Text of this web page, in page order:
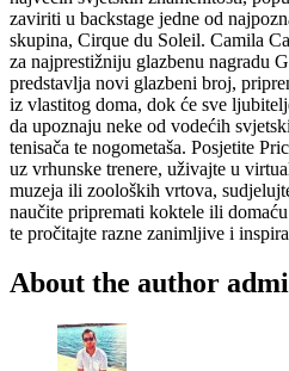
zaviriti u backstage jedne od
skupina, Cirque du Soleil. Camila
za najprestižniju glazbenu nagradu
predstavlja novi glazbeni broj,
iz vlastitog doma, dok će sve
da upoznaju neke od vodećih
tenisača te nogometaša. Posjetite
uz vrhunske trenere, uživajte u
muzeja ili zooloških vrtova,
naučite pripremati koktele ili
te pročitajte razne zanimljive i
About the author